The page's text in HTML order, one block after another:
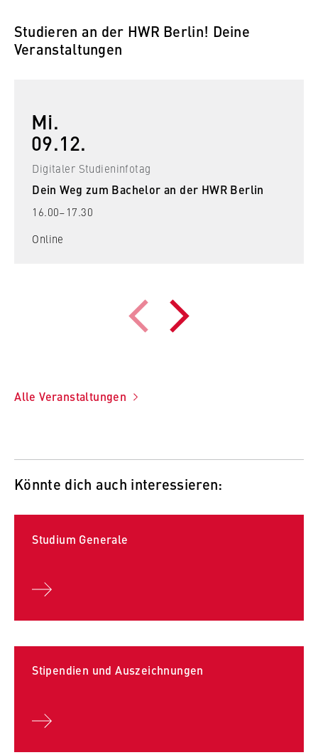
Studieren an der HWR Berlin! Deine
Veranstaltungen
Mi.
09.12.
Digitaler Studieninfotag
Dein Weg zum Bachelor an der HWR Berlin
16.00–17.30
Online
Alle Veranstaltungen
Könnte dich auch interessieren:
Studium Generale
Stipendien und Auszeichnungen